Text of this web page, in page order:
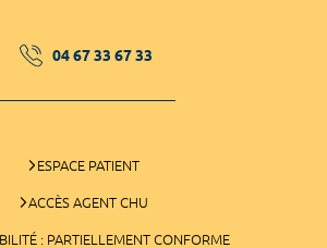
04 67 33 67 33
ESPACE PATIENT
ACCÈS AGENT CHU
: PARTIELLEMENT CONFORME